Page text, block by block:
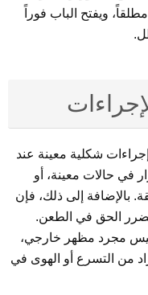
ويفتح الباب فوراً
إجراءات شكلية معينة عند
في حالات معينة، أو
بالإضافة إلى ذلك، فإن
الحق في الطعن.
ليس مجرد مظهر خارجي،
من التسرع أو الهوى في